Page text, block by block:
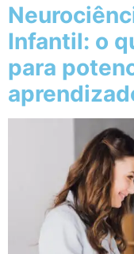
Infantil: o
para